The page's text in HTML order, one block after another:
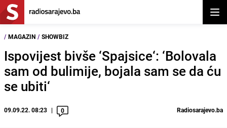
/ MAGAZIN / SHOWBIZ
Ispovijest bivše ‘Spajsice‘: ‘Bolovala
sam od bulimije, bojala sam se da ću
se ubiti‘
09.09.22. 08:23 0 Radiosarajevo.ba